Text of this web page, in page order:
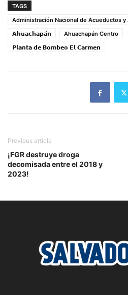
TAGS
Administración Nacional de Acueductos y
𝗔𝗵𝘂𝗮𝗰𝗵𝗮𝗽𝗮́𝗻
Ahuachapán Centro
𝗣𝗹𝗮𝗻𝘁𝗮 𝗱𝗲 𝗕𝗼𝗺𝗯𝗲𝗼 𝗘𝗹 𝗖𝗮𝗿𝗺𝗲𝗻
Previous article
¡FGR destruye droga
decomisada entre el 2018 y
2023!